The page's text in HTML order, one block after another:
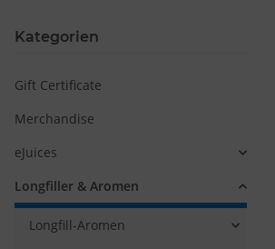
Kategorien
Gift Certificate
Merchandise
eJuices
Longfiller & Aromen
Longfill-Aromen